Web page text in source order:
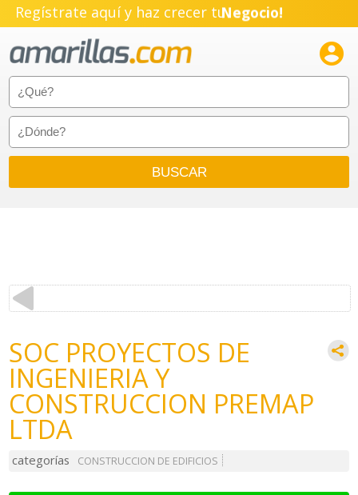
Regístrate aquí y haz crecer tuNegocio!
Emprendimiento!

SOC PROYECTOS DE
INGENIERIA Y
CONSTRUCCION PREMAP
LTDA
categorías CONSTRUCCION DE EDIFICIOS